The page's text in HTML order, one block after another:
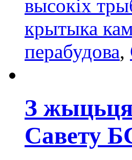
высокіх
крытыка
перабудова,
З
Савету